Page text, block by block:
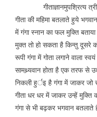
गीताज्ञानमुपश्रित्य
गीता की महिमा बतलाते हुये
में गंगा स्नान का फल मुक्ति
मुक्त तो हो सकता है किन्तु दूसरे
रूपी गंगा में गोता लगाने वाला
सामथ्र्यवान होता है एक तरफ से
निकली हुर्इ है गंगा में जाकर जो
गीता धर धर में जाकर उन्हें मुक्ति
गंगा से भी बढ़कर भगवान बतलाते